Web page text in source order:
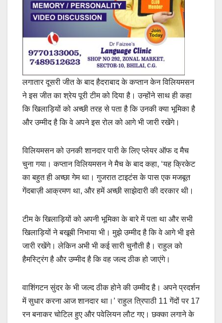
लगातार दूसरी जीत के बाद हैदराबाद के कप्तान केन विलियमसन
ने इस जीत का श्रेय पूरी टीम को दिया है। उन्होंने साथ ही कहा
कि खिलाड़ियों को अच्छी तरह से पता है कि उनकी क्या भूमिका है
और उम्मीद है कि वे अपने इस रोल को आगे भी जारी रखेंगे।
विलियमसन को उनकी शानदार पारी के लिए प्लेयर ऑफ द मैच
चुना गया। कप्तान विलियमसन ने मैच के बाद कहा, ‘यह क्रिकेट
का बहुत ही अच्छा गेम था। गुजरात टाइटंस के पास एक मजबूत
गेंदबाज़ी आक्रमण था, और हमें अच्छी साझेदारी की दरकार थी।
टीम के खिलाड़ियों को अपनी भूमिका के बारे में पता था और सभी
खिलाड़ियों ने बखूबी निभाया भी। मुझे उम्मीद है कि वे आगे भी इसे
जारी रखेंगे। लेकिन अभी भी कई सारी चुनौती है। राहुल को
हैमस्ट्रिंग है और उम्मीद है कि वह जल्द ठीक हो जाएंगे।
वाशिंगटन सुंदर के भी जल्द ठीक होने की उम्मीद है। अपने प्रदर्शन
में सुधार करना आज शानदार था।’ राहुल त्रिपाठी 11 गेंदों पर 17
रन बनाकर चोटिल हुए और पवेलियन लौट गए। छक्का लगाने के